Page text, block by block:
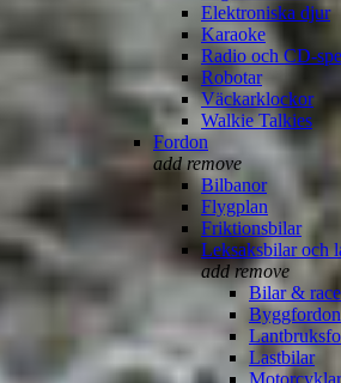
Elektroniska djur
Karaoke
Radio och CD-
Robotar
Väckarklockor
Walkie Talkies
Fordon
add remove
Bilbanor
Flygplan
Friktionsbilar
Leksaksbilar och
add remove
Bilar &
Byggfordon
Lastbilar
Motorcyklar